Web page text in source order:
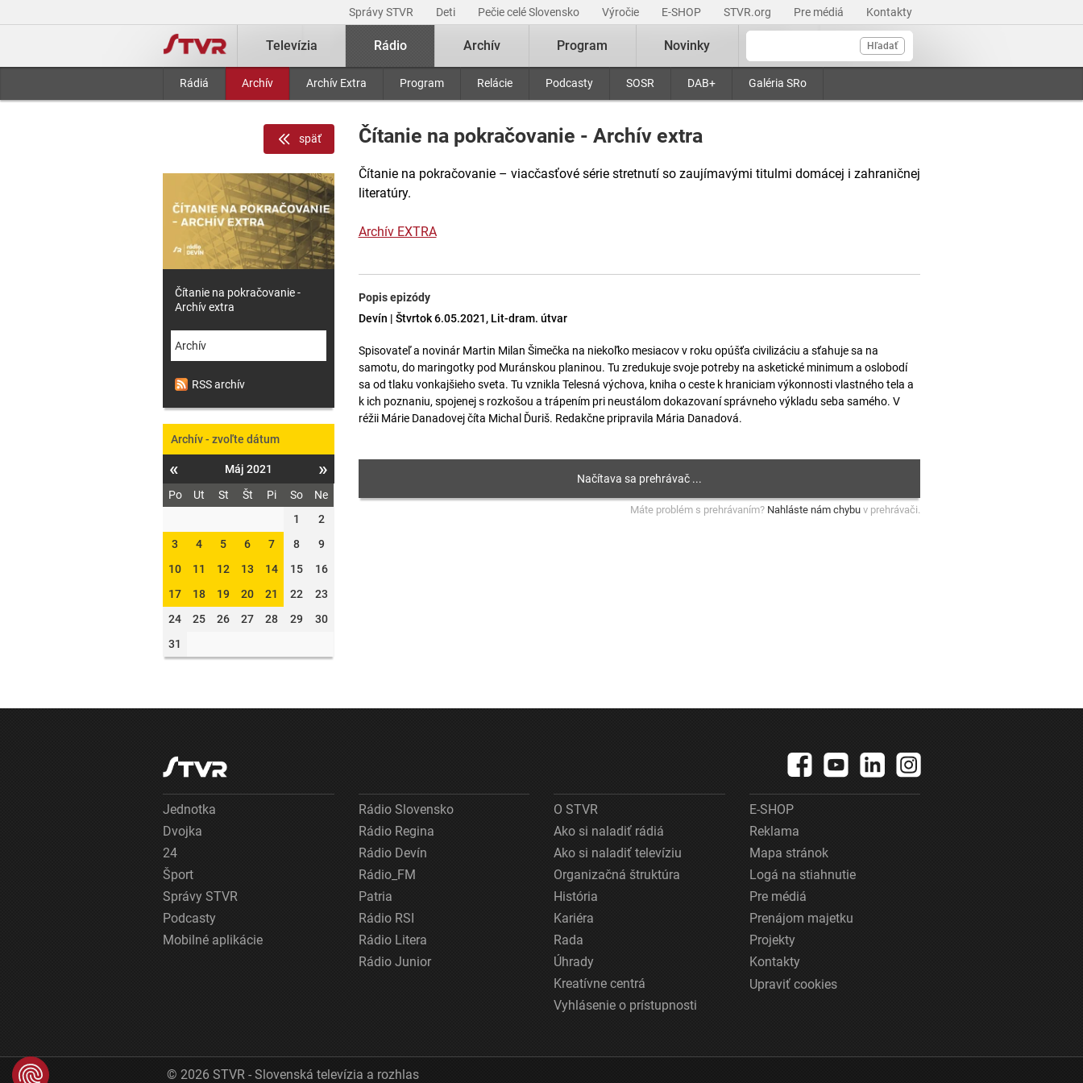
Správy STVR Deti Pečie celé Slovensko Výročie E-SHOP STVR.org Pre médiá Kontakty
Hľadať
Televízia Rádio
Rádiá Archív Archív Extra Program Relácie Podcasty SOSR DAB+ Galéria SRo
Archív Program Novinky
Čítanie na pokračovanie - Archív extra
Čítanie na pokračovanie – viacčasťové série stretnutí so zaujímavými titulmi domácej i zahraničnej
literatúry.
Archív EXTRA
Popis epizódy
Devín | Štvrtok 6.05.2021, Lit-dram. útvar
Spisovateľ a novinár Martin Milan Šimečka na niekoľko mesiacov v roku opúšťa civilizáciu a sťahuje sa na
samotu, do maringotky pod Muránskou planinou. Tu zredukuje svoje potreby na asketické minimum a oslobodí
sa od tlaku vonkajšieho sveta. Tu vznikla Telesná výchova, kniha o ceste k hraniciam výkonnosti vlastného tela a
k ich poznaniu, spojenej s rozkošou a trápením pri neustálom dokazovaní správneho výkladu seba samého. V
réžii Márie Danadovej číta Michal Ďuriš. Redakčne pripravila Mária Danadová.
Máte problém s prehrávaním? Nahláste nám chybu v prehrávači.
späť
Čítanie na pokračovanie -
Archív extra
Archív
RSS archív
Archív - zvoľte dátum
« Máj 2021 »
Po Ut St Št Pi So
Ne
1
2
3
4 5 6 7 8
9
10
11 12 13 14 15
16
17
18 19 20 21 22
23
24
25 26 27 28 29
30
31
Jednotka
Dvojka
24
Šport
Správy STVR
Podcasty
Mobilné aplikácie
Rádio Slovensko
Rádio Regina
Rádio Devín
Rádio_FM
Patria
Rádio RSI
Rádio Litera
Rádio Junior
O STVR
Ako si naladiť rádiá
Ako si naladiť televíziu
Organizačná štruktúra
História
Kariéra
Rada
Úhrady
Kreatívne centrá
Vyhlásenie o prístupnosti
E-SHOP
Reklama
Mapa stránok
Logá na stiahnutie
Pre médiá
Prenájom majetku
Projekty
Kontakty
Upraviť cookies
© 2026 STVR - Slovenská televízia a rozhlas